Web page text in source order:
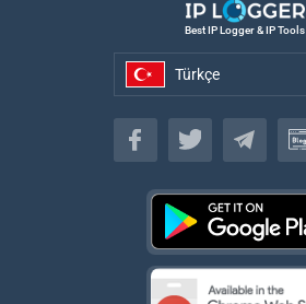
Best IP Logger & IP Tools
Türkçe
Türkçe